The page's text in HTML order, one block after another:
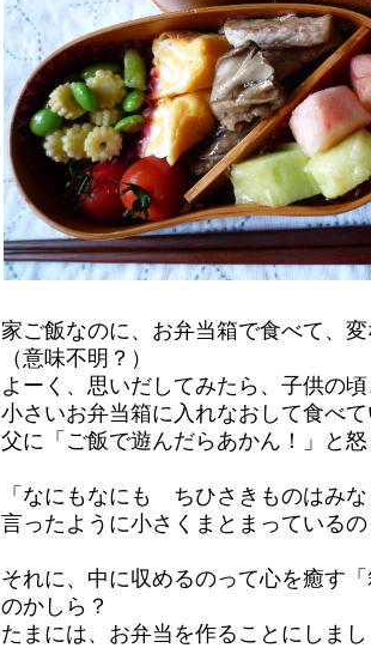
家ご飯なのに、お弁当箱で食べて、
（意味不明？）
よーく、思いだしてみたら、子供の
小さいお弁当箱に入れなおして食べ
父に「ご飯で遊んだらあかん！」と
「なにもなにも ちひさきものはみ
言ったように小さくまとまっている
それに、中に収めるのって心を癒す
のかしら？
たまには、お弁当を作ることにしま